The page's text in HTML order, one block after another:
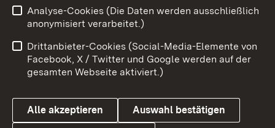
Benutzungshinweise
Barrierefreiheit
Datenschutz
Cookies
Analyse-Cookies (Die Daten werden ausschließlich
anonymisiert verarbeitet.)
Drittanbieter-Cookies (Social-Media-Elemente von
Facebook, X / Twitter und Google werden auf der
gesamten Webseite aktiviert.)
Alle akzeptieren Auswahl bestätigen